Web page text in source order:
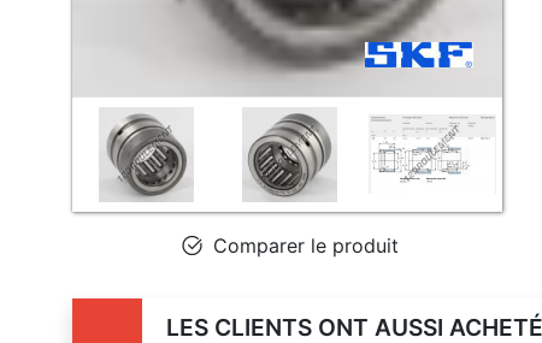
Comparer le produit
LES CLIENTS ONT AUSSI ACHETÉ